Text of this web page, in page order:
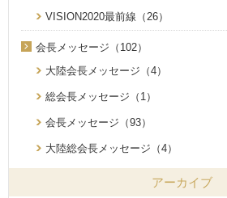
VISION2020最前線（26）
会長メッセージ（102）
大陸会長メッセージ（4）
総会長メッセージ（1）
会長メッセージ（93）
大陸総会長メッセージ（4）
アーカイブ